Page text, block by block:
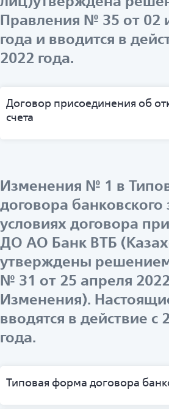
Правления № 35 от 02
года и вводится в
2022 года.
Договор присоединения об
счета
Изменения № 1 в
договора
условиях договора
ДО АО Банк ВТБ
утверждены
№ 31 от 25 апреля
Изменения).
вводятся в действие с
года.
Типовая форма договора